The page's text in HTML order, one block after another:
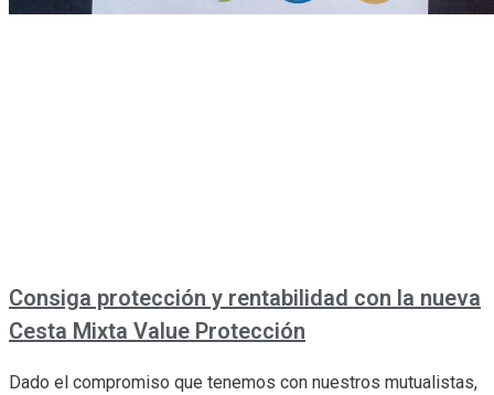
Consiga protección y rentabilidad con la nueva
Cesta Mixta Value Protección
Dado el compromiso que tenemos con nuestros mutualistas,